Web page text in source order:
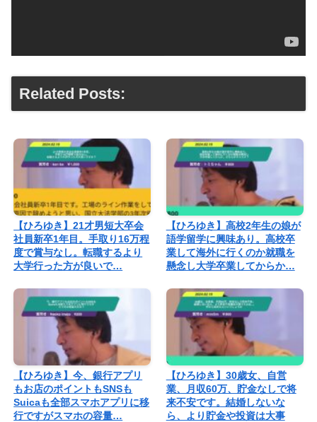
Related Posts:
【ひろゆき】21才男短大卒会
社員新卒1年目。手取り16万程
度で賞与なし。転職するより
大学行った方が良いで…
【ひろゆき】高校2年生の娘が
語学留学に興味あり。高校卒
業して海外に行くのか就職を
懸念し大学卒業してからか…
【ひろゆき】今、銀行アプリ
もお店のポイントもSNSも
Suicaも全部スマホアプリに移
行ですがスマホの容量…
【ひろゆき】30歳女、自営
業、月収60万、貯金なしで将
来不安です。結婚しないな
ら、より貯金や投資は大事